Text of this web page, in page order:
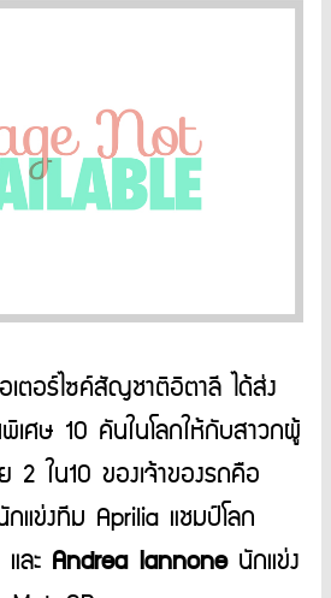
ตอร์ไซค์สัญชาติอิตาลี ได้ส่ง
ศษ 10 คันในโลกให้กับสาวกผู้
ใน10 ของเจ้าของรถคือ
ข่งทีม Aprilia แชมป์โลก
ละ Andrea Iannoneนักแข่ง